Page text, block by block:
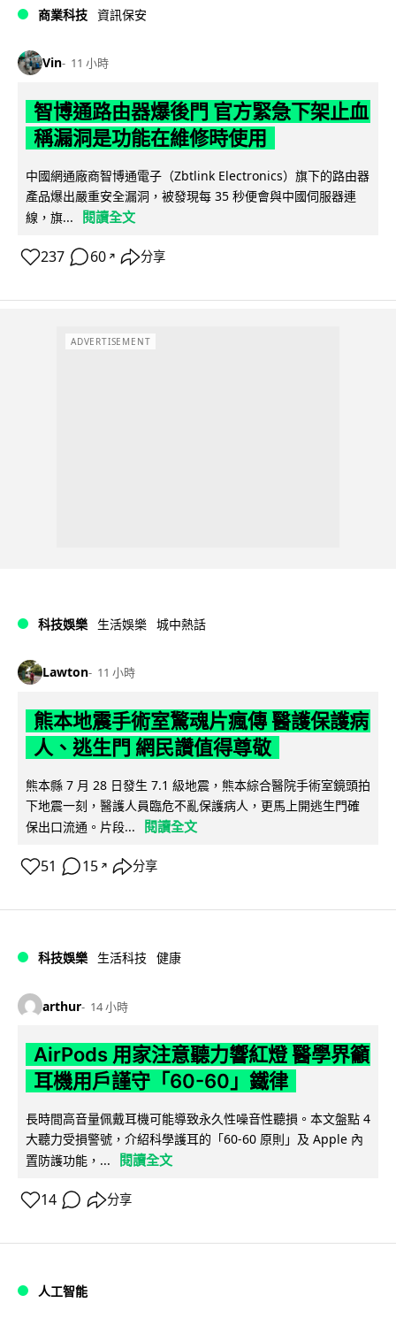
商業科技 資訊保安
Vin 11 小時
智博通路由器爆後門 官方緊急下架止血
稱漏洞是功能在維修時使用
中國網通廠商智博通電子（Zbtlink Electronics）旗下的路由器
產品爆出嚴重安全漏洞，被發現每 35 秒便會與中國伺服器連
線，旗...
閱讀全文
237 60 ↗ 分享
ADVERTISEMENT
科技娛樂 生活娛樂 城中熱話
Lawton 11 小時
熊本地震手術室驚魂片瘋傳 醫護保護病
人、逃生門 網民讚值得尊敬
熊本縣 7 月 28 日發生 7.1 級地震，熊本綜合醫院手術室鏡頭拍
下地震一刻，醫護人員臨危不亂保護病人，更馬上開逃生門確
保出口流通。片段...
閱讀全文
51 15 ↗ 分享
科技娛樂 生活科技 健康
arthur 14 小時
AirPods 用家注意聽力響紅燈 醫學界籲
耳機用戶謹守「60-60」鐵律
長時間高音量佩戴耳機可能導致永久性噪音性聽損。本文盤點 4
大聽力受損警號，介紹科學護耳的「60-60 原則」及 Apple 內
置防護功能，...
閱讀全文
14 分享
人工智能